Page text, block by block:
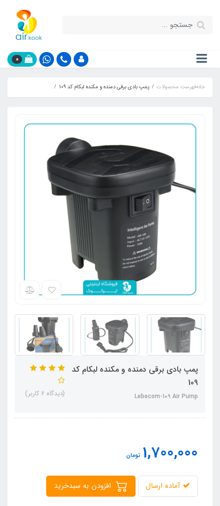
0
خانهفهرست محصولات پمپ بادی برقی دمنده و مکنده لبکام کد 109
پمپ بادی برقی دمنده و مکنده لبکام کد
109
Lebecom-109 Air Pump (دیدگاه 6 کاربر)
1,700,000 تومان
آماده ارسال